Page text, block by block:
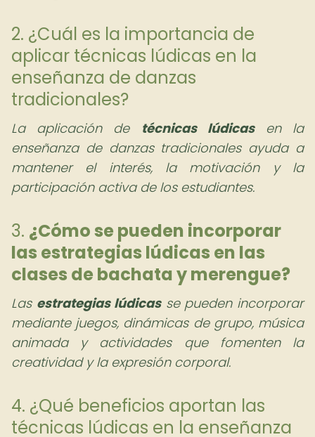
2. ¿Cuál es la importancia de
aplicar técnicas lúdicas en la
enseñanza de danzas
tradicionales?
La aplicación de técnicas lúdicasen la
enseñanza de danzas tradicionales ayuda a
mantener el interés, la motivación y la
participación activa de los estudiantes.
3. ¿Cómo se pueden incorporar
las estrategias lúdicas en las
clases de bachata y merengue?
Las estrategias lúdicasse pueden incorporar
mediante juegos, dinámicas de grupo, música
animada y actividades que fomenten la
creatividad y la expresión corporal.
4. ¿Qué beneficios aportan las
técnicas lúdicas en la enseñanza